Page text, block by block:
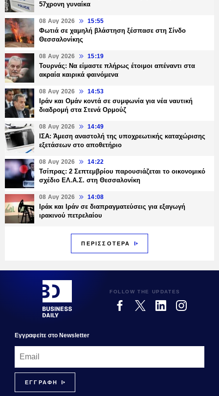
57χρονη γυναίκα
08 Αυγ 2026 15:55
Φωτιά σε χαμηλή βλάστηση ξέσπασε στη Σίνδο
Θεσσαλονίκης
08 Αυγ 2026 15:19
Τουρνάς: Να είμαστε πλήρως έτοιμοι απέναντι στα
ακραία καιρικά φαινόμενα
08 Αυγ 2026 14:53
Ιράν και Ομάν κοντά σε συμφωνία για νέα ναυτική
διαδρομή στα Στενά Ορμούζ
08 Αυγ 2026 14:49
ΙΣΑ: Άμεση αναστολή της υποχρεωτικής καταχώρισης
εξετάσεων στο αποθετήριο
08 Αυγ 2026 14:22
Τσίπρας: 2 Σεπτεμβρίου παρουσιάζεται το οικονομικό
σχέδιο ΕΛ.Α.Σ. στη Θεσσαλονίκη
08 Αυγ 2026 14:08
Ιράκ και Ιράν σε διαπραγματεύσεις για εξαγωγή
ιρακινού πετρελαίου
ΠΕΡΙΣΣΟΤΕΡΑ
FOLLOW THE UPDATES
Εγγραφεiτε στο Newsletter